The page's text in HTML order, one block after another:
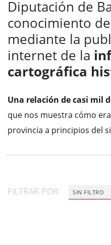
Diputación de
conocimiento
mediante la
internet de la
cartográfica
Una relación de casi mil
que nos muestra cómo
provincia a principios del
FILTRAR POR: SIN FILTRO